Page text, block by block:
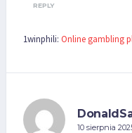
REPLY
1winphili: Online gambling
10 sierpnia